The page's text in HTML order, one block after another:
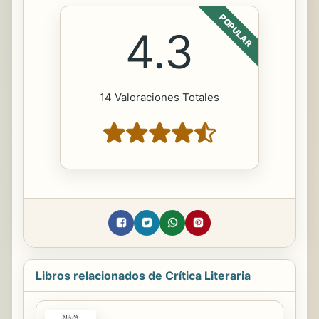
POPULAR
4.3
14 Valoraciones Totales
Libros relacionados de Crítica Literaria